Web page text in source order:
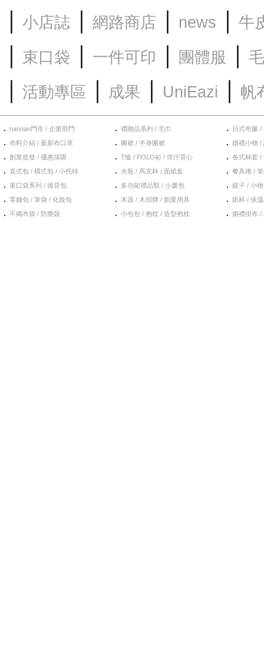
｜ 小店誌 ｜ 網路商店 ｜ news ｜ 牛
｜ 束口袋 ｜ 一件可印 ｜ 團體服 ｜
｜ 活動專區 ｜ 成果 ｜ UniEazi ｜ 帆
． nannan門市 / 企業部門
． 布料介紹 / 最新布口罩
． 創業批發 / 優惠採購
． 直式包 / 橫式包 / 小托特
． 束口袋系列 / 後背包
． 零錢包 / 筆袋 / 化妝包
． 不織布袋 / 防塵袋
． 禮贈品系列 / 毛巾
． 圍裙 / 半身圍裙
． T恤 / POLO衫 / 排汗背心
． 水瓶 / 馬克杯 / 面紙套
． 多功能禮品類 / 小書包
． 木器 / 木招牌 / 創業用具
． 小包包 / 抱枕 / 造型抱枕
． 日式布簾 /
． 婚禮小物 /
． 各式杯套 /
． 餐具捲 /
． 鏡子 / 小
． 紙杯 / 保
． 婚禮掛布 /